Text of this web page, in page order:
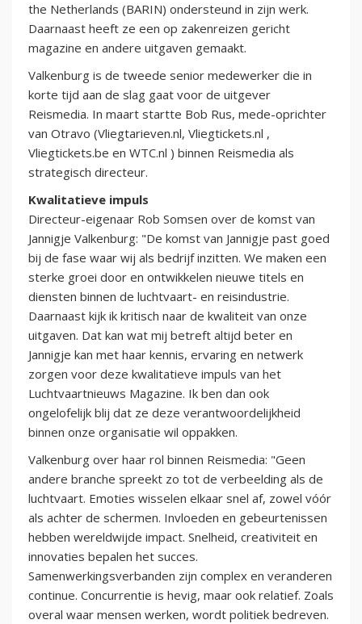
the Netherlands (BARIN) ondersteund in zijn werk.
Daarnaast heeft ze een op zakenreizen gericht
magazine en andere uitgaven gemaakt.
Valkenburg is de tweede senior medewerker die in
korte tijd aan de slag gaat voor de uitgever
Reismedia. In maart startte Bob Rus, mede-oprichter
van Otravo (Vliegtarieven.nl, Vliegtickets.nl ,
Vliegtickets.be en WTC.nl ) binnen Reismedia als
strategisch directeur.
Kwalitatieve impuls
Directeur-eigenaar Rob Somsen over de komst van
Jannigje Valkenburg: "De komst van Jannigje past goed
bij de fase waar wij als bedrijf inzitten. We maken een
sterke groei door en ontwikkelen nieuwe titels en
diensten binnen de luchtvaart- en reisindustrie.
Daarnaast kijk ik kritisch naar de kwaliteit van onze
uitgaven. Dat kan wat mij betreft altijd beter en
Jannigje kan met haar kennis, ervaring en netwerk
zorgen voor deze kwalitatieve impuls van het
Luchtvaartnieuws Magazine. Ik ben dan ook
ongelofelijk blij dat ze deze verantwoordelijkheid
binnen onze organisatie wil oppakken.
Valkenburg over haar rol binnen Reismedia: "Geen
andere branche spreekt zo tot de verbeelding als de
luchtvaart. Emoties wisselen elkaar snel af, zowel vóór
als achter de schermen. Invloeden en gebeurtenissen
hebben wereldwijde impact. Snelheid, creativiteit en
innovaties bepalen het succes.
Samenwerkingsverbanden zijn complex en veranderen
continue. Concurrentie is hevig, maar ook relatief. Zoals
overal waar mensen werken, wordt politiek bedreven.